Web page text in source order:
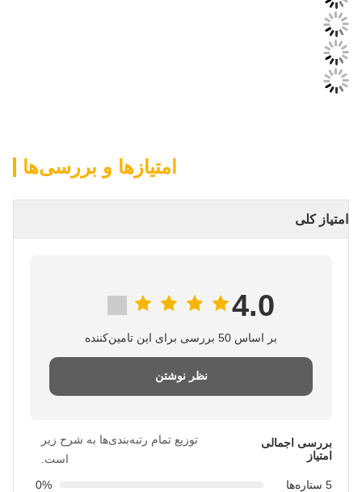
امتیازها و بررسی‌ها
امتیاز کلی
4.0
بر اساس 50 بررسی برای این تامین‌کننده
نظر نوشتن
بررسی اجمالی
امتیاز
توزیع تمام رتبه‌بندی‌ها به شرح زیر
است.
5 ستاره‌ها
0%